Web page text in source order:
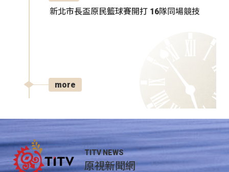
新北市長盃原民籃球賽開打 16隊同場競技
more
TITV NEWS
原視新聞網